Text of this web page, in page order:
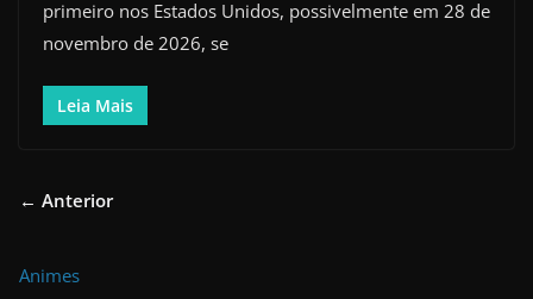
primeiro nos Estados Unidos, possivelmente em 28 de
novembro de 2026, se
Leia Mais
← Anterior
Animes